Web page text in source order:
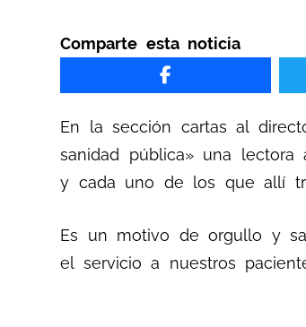
Comparte esta noticia
En la sección cartas al
sanidad pública» una
y cada uno de los que allí
Es un motivo de orgullo y
el servicio a nuestros